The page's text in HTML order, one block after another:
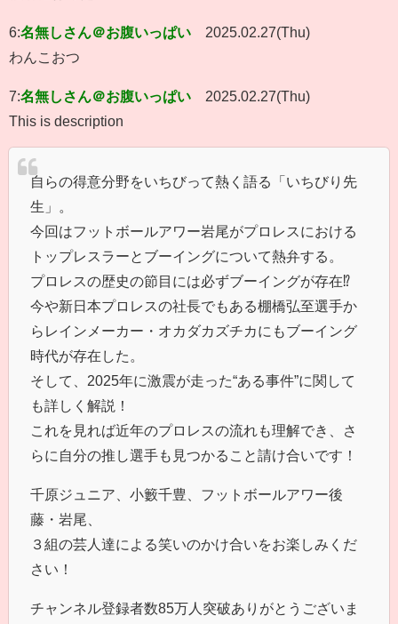
6:名無しさん＠お腹いっぱい
2025.02.27(Thu)
わんこおつ
7:名無しさん＠お腹いっぱい
2025.02.27(Thu)
This is description
自らの得意分野をいちびって熱く語る「いちびり先
生」。
今回はフットボールアワー岩尾がプロレスにおける
トップレスラーとブーイングについて熱弁する。
プロレスの歴史の節目には必ずブーイングが存在⁉︎
今や新日本プロレスの社長でもある棚橋弘至選手か
らレインメーカー・オカダカズチカにもブーイング
時代が存在した。
そして、2025年に激震が走った“ある事件”に関して
も詳しく解説！
これを見れば近年のプロレスの流れも理解でき、さ
らに自分の推し選手も見つかること請け合いです！
千原ジュニア、小籔千豊、フットボールアワー後
藤・岩尾、
３組の芸人達による笑いのかけ合いをお楽しみくだ
さい！
チャンネル登録者数85万人突破ありがとうございま